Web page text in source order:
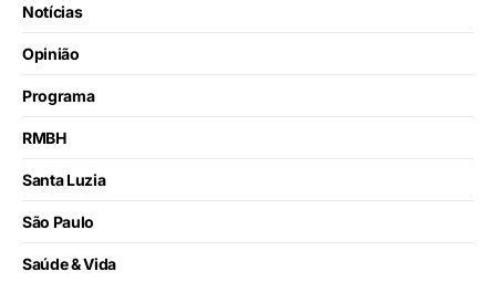
Notícias
Opinião
Programa
RMBH
Santa Luzia
São Paulo
Saúde & Vida